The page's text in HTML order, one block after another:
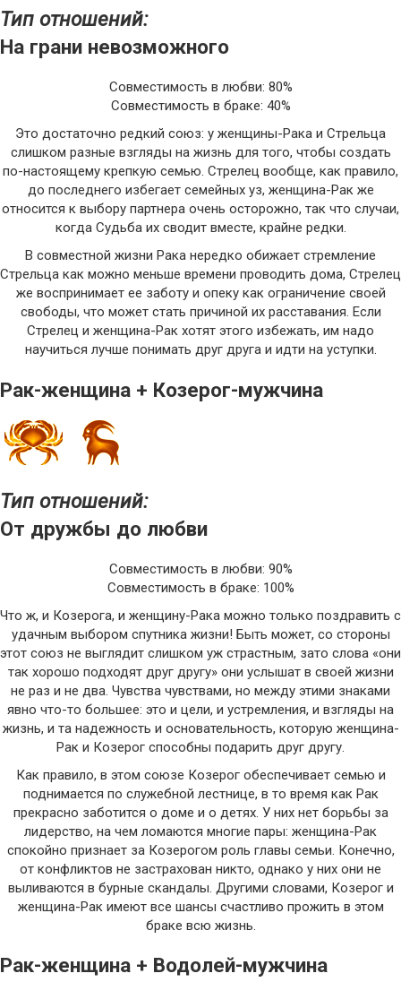
Тип отношений:
На грани невозможного
Совместимость в любви: 80%
Совместимость в браке: 40%
Это достаточно редкий союз: у женщины-Рака и Стрельца
слишком разные взгляды на жизнь для того, чтобы создать
по-настоящему крепкую семью. Стрелец вообще, как правило,
до последнего избегает семейных уз, женщина-Рак же
относится к выбору партнера очень осторожно, так что случаи,
когда Судьба их сводит вместе, крайне редки.
В совместной жизни Рака нередко обижает стремление
Стрельца как можно меньше времени проводить дома, Стрелец
же воспринимает ее заботу и опеку как ограничение своей
свободы, что может стать причиной их расставания. Если
Стрелец и женщина-Рак хотят этого избежать, им надо
научиться лучше понимать друг друга и идти на уступки.
Рак-женщина + Козерог-мужчина
Тип отношений:
От дружбы до любви
Совместимость в любви: 90%
Совместимость в браке: 100%
Что ж, и Козерога, и женщину-Рака можно только поздравить с
удачным выбором спутника жизни! Быть может, со стороны
этот союз не выглядит слишком уж страстным, зато слова «они
так хорошо подходят друг другу» они услышат в своей жизни
не раз и не два. Чувства чувствами, но между этими знаками
явно что-то большее: это и цели, и устремления, и взгляды на
жизнь, и та надежность и основательность, которую женщина-
Рак и Козерог способны подарить друг другу.
Как правило, в этом союзе Козерог обеспечивает семью и
поднимается по служебной лестнице, в то время как Рак
прекрасно заботится о доме и о детях. У них нет борьбы за
лидерство, на чем ломаются многие пары: женщина-Рак
спокойно признает за Козерогом роль главы семьи. Конечно,
от конфликтов не застрахован никто, однако у них они не
выливаются в бурные скандалы. Другими словами, Козерог и
женщина-Рак имеют все шансы счастливо прожить в этом
браке всю жизнь.
Рак-женщина + Водолей-мужчина